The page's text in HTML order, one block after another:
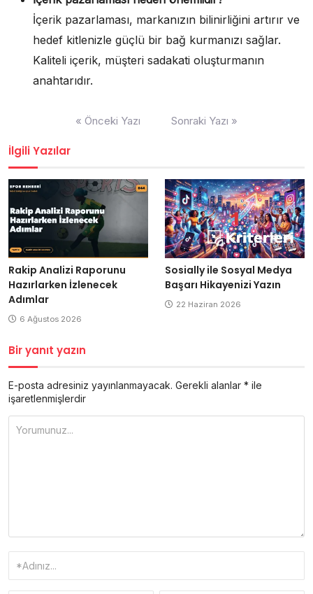
İçerik pazarlaması, markanızın bilinirliğini artırır ve
hedef kitlenizle güçlü bir bağ kurmanızı sağlar.
Kaliteli içerik, müşteri sadakati oluşturmanın
anahtarıdır.
« Önceki Yazı Sonraki Yazı »
İlgili Yazılar
Rakip Analizi Raporunu
Hazırlarken İzlenecek
Adımlar
6 Ağustos 2026
Sosially ile Sosyal Medya
Başarı Hikayenizi Yazın
22 Haziran 2026
Bir yanıt yazın
E-posta adresiniz yayınlanmayacak. Gerekli alanlar * ile
işaretlenmişlerdir